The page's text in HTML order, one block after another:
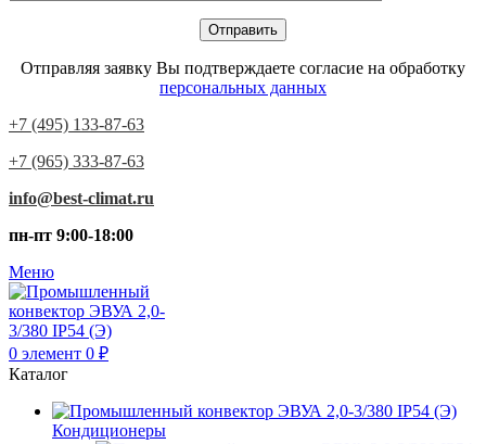
Отправляя заявку Вы подтверждаете согласие на обработку
персональных данных
+7 (495) 133-87-63
+7 (965) 333-87-63
info@best-climat.ru
пн-пт 9:00-18:00
Меню
0 элемент 0 ₽
Каталог
Кондиционеры